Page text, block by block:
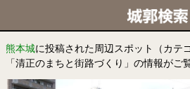
熊本城に投稿された周辺スポット（カテ
「清正のまちと街路づくり」の情報がご